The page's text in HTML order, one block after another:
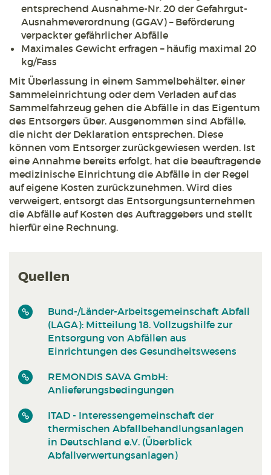
entsprechend Ausnahme-Nr. 20 der Gefahrgut-
Ausnahmeverordnung (GGAV) – Beförderung
verpackter gefährlicher Abfälle
Maximales Gewicht erfragen – häufig maximal 20
kg/Fass
Mit Überlassung in einem Sammelbehälter, einer
Sammeleinrichtung oder dem Verladen auf das
Sammelfahrzeug gehen die Abfälle in das Eigentum
des Entsorgers über. Ausgenommen sind Abfälle,
die nicht der Deklaration entsprechen. Diese
können vom Entsorger zurückgewiesen werden. Ist
eine Annahme bereits erfolgt, hat die beauftragende
medizinische Einrichtung die Abfälle in der Regel
auf eigene Kosten zurückzunehmen. Wird dies
verweigert, entsorgt das Entsorgungsunternehmen
die Abfälle auf Kosten des Auftraggebers und stellt
hierfür eine Rechnung.
Quellen
Bund-/Länder-Arbeitsgemeinschaft Abfall
(LAGA): Mitteilung 18. Vollzugshilfe zur
Entsorgung von Abfällen aus
Einrichtungen des Gesundheitswesens
REMONDIS SAVA GmbH:
Anlieferungsbedingungen
ITAD - Interessengemeinschaft der
thermischen Abfallbehandlungsanlagen
in Deutschland e.V. (Überblick
Abfallverwertungsanlagen)